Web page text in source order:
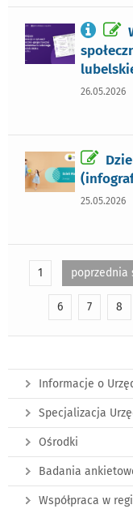
26.05.2026
25.05.2026
1 poprzednia
6 7 8
Informacje o
Specjalizacja
Ośrodki
Badania
Współpraca w